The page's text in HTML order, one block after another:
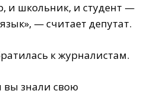
и школьник, и студент —
— считает депутат.
к журналистам.
вы знали свою